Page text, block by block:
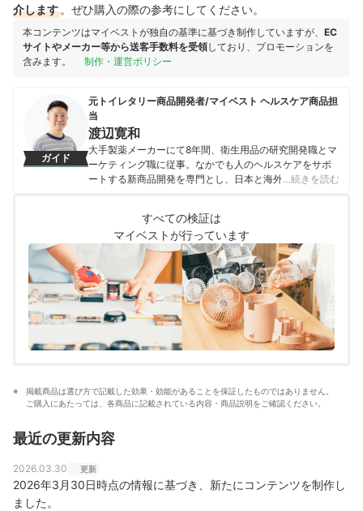
介します 。ぜひ購入の際の参考にしてください。
本コンテンツはマイベストが独自の基準に基づき制作していますが、 EC
サイトやメーカー等から送客手数料を受領しており、プロモーションを
含みます。
制作・運営ポリシー
ガイド
元トイレタリー商品開発者/マイベスト ヘルスケア商品担
当
渡辺寛和
大手製薬メーカーにて8年間、衛生用品の研究開発職とマ
ーケティング職に従事。なかでも人のヘルスケアをサポ
ートする新商品開発を専門とし、日本と海外を合わせて
品全般の比較検証を担当。「ユーザーが知りたいことを
適切な検証に基づきわかりやすく提供する」をモットー
に、日々の業務に取り組んでいる。
渡辺寛和のプロフィール
…続きを読む
すべての検証は
マイベストが行っています
掲載商品は選び方で記載した効果・効能があることを保証したものではありません。
ご購入にあたっては、各商品に記載されている内容・商品説明をご確認ください。
最近の更新内容
2026.03.30 更新
2026年3月30日時点の情報に基づき、新たにコンテンツを制作し
ました。